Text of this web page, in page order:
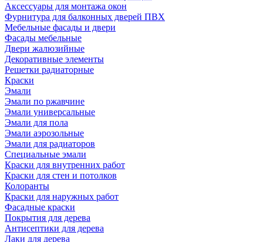
Аксессуары для монтажа окон
Фурнитура для балконных дверей ПВХ
Мебельные фасады и двери
Фасады мебельные
Двери жалюзийные
Декоративные элементы
Решетки радиаторные
Краски
Эмали
Эмали по ржавчине
Эмали универсальные
Эмали для пола
Эмали аэрозольные
Эмали для радиаторов
Специальные эмали
Краски для внутренних работ
Краски для стен и потолков
Колоранты
Краски для наружных работ
Фасадные краски
Покрытия для дерева
Антисептики для дерева
Лаки для дерева